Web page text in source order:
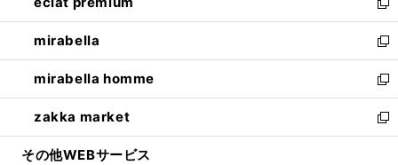
開
く
ド
ウ
で
開
く
ィ
ン
ド
ウ
で
開
く
い
ウ
ィ
ン
ド
ウ
で
開
新
し
い
ウ
ィ
ン
ド
ウ
mirabella
新
し
い
ウ
ィ
ン
mirabella homme
新
し
い
ウ
zakka market
新
し
その他WEBサービス